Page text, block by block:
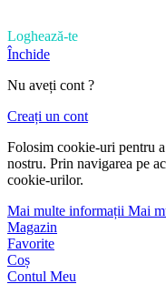
Loghează-te
Închide
Nu aveți cont ?
Creați un cont
Folosim cookie-uri pentru
nostru. Prin navigarea pe
cookie-urilor.
Mai multe informații Mai
Magazin
Favorite
Coș
Contul Meu